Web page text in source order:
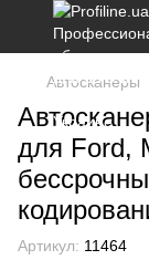
Автосканеры
для Ford,
Артикул: 11464